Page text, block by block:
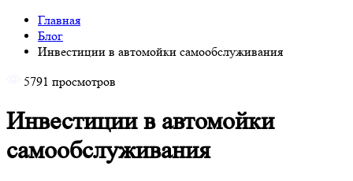
Главная
Блог
Инвестиции в автомойки самообслуживания
5791 просмотров
Инвестиции в автомойки
самообслуживания